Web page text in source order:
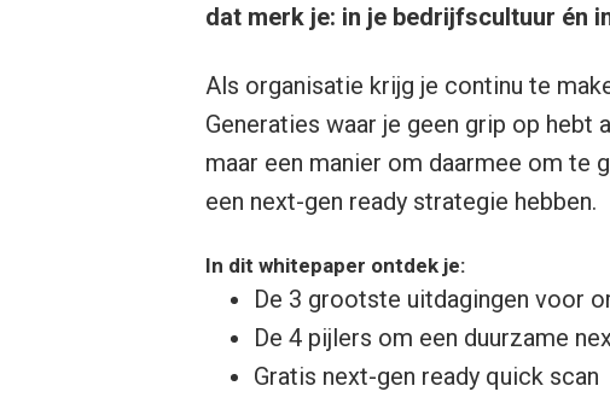
dat merk je: in je bedrijfscultuur én
Als organisatie krijg je continu te
Generaties waar je geen grip op hebt
maar een manier om daarmee om te
een next-gen ready strategie hebben.
In dit whitepaper ontdek je:
De 3 grootste uitdagingen voor
De 4 pijlers om een duurzame
Gratis next-gen ready quick scan